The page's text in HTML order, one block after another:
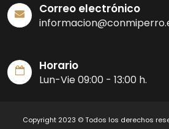
Correo electrónico
Horario
Lun-Vie 09:00 - 13:00 h.
Copyright 2023 © Todos los derechos